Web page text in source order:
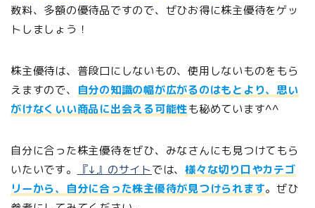
数料、多額の優待品ですので、ぜひお得に株主優待をゲッ
トしましょう！
株主優待は、普段口にしないもの、使用しないものをもら
えますので、
自分の知識の幅が広がるのはもとより、思い
がけなくいい商品に出会える可能性も秘めています^^
自分に合った株主優待をぜひ、みなさんにも見つけてもら
いたいです。
『↓』のサイトでは、様々な切り口やカテゴ
リーから、自分に合った株主優待が見つけられます。ぜひ